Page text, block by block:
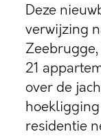
Deze
verwijzing
21
over de
residentie